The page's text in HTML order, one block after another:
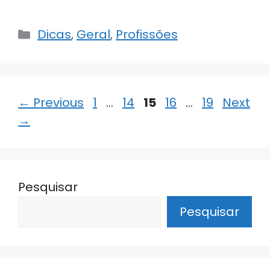
Categorias
Dicas, Geral, Profissões
← Previous Page
1 … Page
14 Page
15 Page
16 … Page
19
Next
→
Pesquisar
Pesquisar